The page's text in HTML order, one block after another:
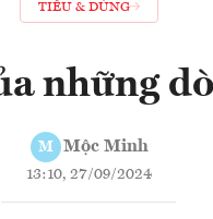
TIÊU & DÙNG
những
M Mộc Minh
13:10, 27/09/2024